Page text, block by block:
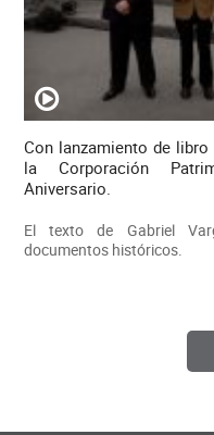
Con lanzamiento de
la Corporación
Aniversario.
El texto de Gabriel
documentos históricos.